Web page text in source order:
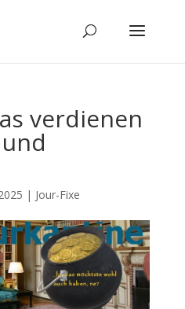
verdienen
| Jour-Fixe